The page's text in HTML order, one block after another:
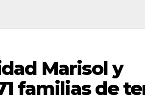
Marisol y
familias de